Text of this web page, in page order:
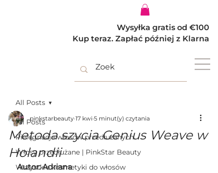
Wysyłka gratis od €100
Kup teraz. Zapłać później z Klarna
All Posts
Pielęgnacja włosów przedłużanych
Włosy przedłużane | PinkStar Beauty
Wszystkie kosmetyki do włosów
All Posts
Metoda szycia Genius Weave w
Holandii
pinkstarbeauty 17 kwi 5 minut(y) czytania
Autor: Adriana